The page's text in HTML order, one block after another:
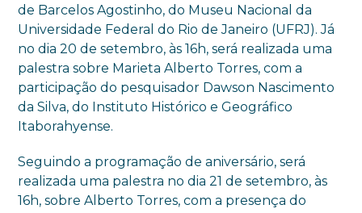
de Barcelos Agostinho, do Museu Nacional da
Universidade Federal do Rio de Janeiro (UFRJ). Já
no dia 20 de setembro, às 16h, será realizada uma
palestra sobre Marieta Alberto Torres, com a
participação do pesquisador Dawson Nascimento
da Silva, do Instituto Histórico e Geográfico
Itaborahyense.
Seguindo a programação de aniversário, será
realizada uma palestra no dia 21 de setembro, às
16h, sobre Alberto Torres, com a presença do